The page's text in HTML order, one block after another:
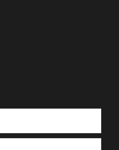
you would like to hear from
eröffnen und
. *